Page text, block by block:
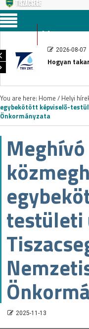
Menu
2026-08-07
Hogyan
You are here: Home / Helyi
egybekötött képviselő-
Önkormányzata
Meghívó
testületi
2025-11-13